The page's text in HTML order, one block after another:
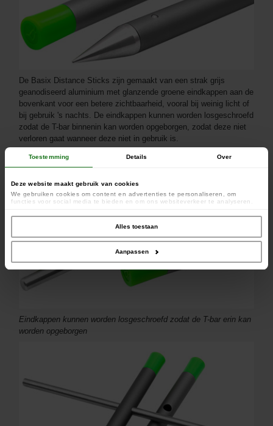
Toestemming Details Over
Deze website maakt gebruik van cookies
We gebruiken cookies om content en advertenties te personaliseren, om
functies voor social media te bieden en om ons websiteverkeer te analyseren.
social media, adverteren en analyse. Deze partners kunnen deze gegevens
combineren met andere informatie die u aan ze heeft verstrekt of die ze hebben
verzameld op basis van uw gebruik van hun services.
Alles toestaan
Aanpassen
De Basix Distance Sticks zijn gemaakt van een strak grijs
geanodiseerd aluminium met glanzende groene eindkappen aan de
bovenkant voor een betere zichtbaarheid, vooral bij weinig licht of
bij gebruik 's nachts. De eindkappen kunnen worden losgeschroefd
zodat de T-bar binnenin kan worden opgeborgen, zodat deze niet
verloren gaat wanneer deze niet in gebruik is.
Eindkappen kunnen worden losgeschroefd zodat de T-bar erin kan
worden opgeborgen